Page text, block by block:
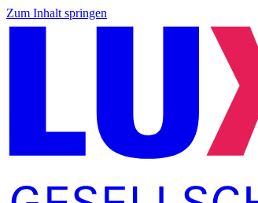
Zum Inhalt springen